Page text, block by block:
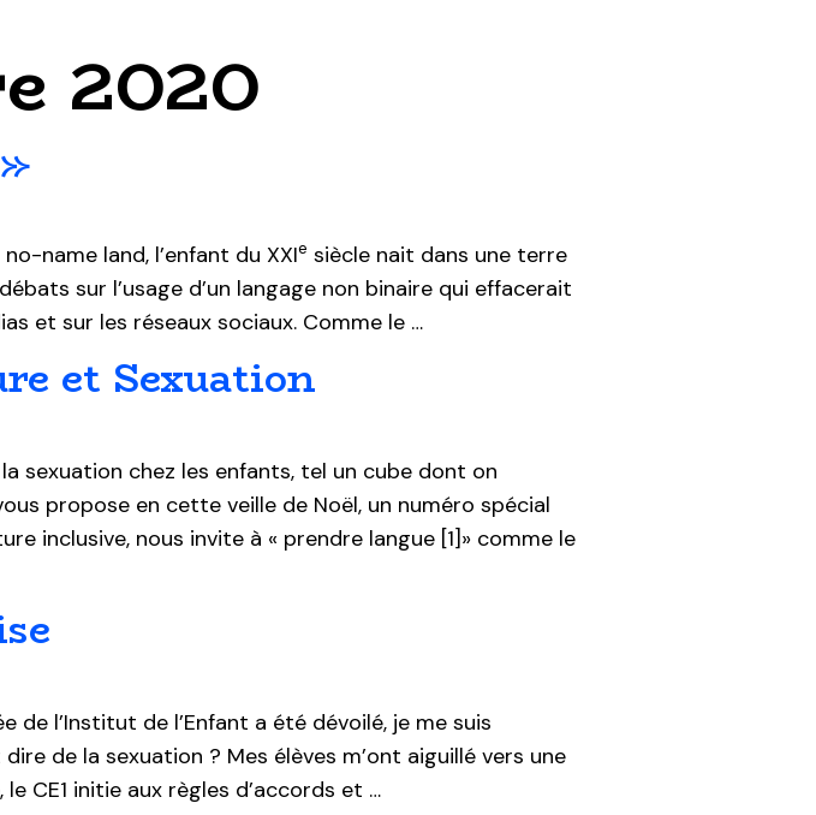
2020
name land, l’enfant du XXIe siècle nait dans une terre
sur l’usage d’un langage non binaire qui effacerait
et sur les réseaux sociaux. Comme le …
et Sexuation
sexuation chez les enfants, tel un cube dont on
propose en cette veille de Noël, un numéro spécial
inclusive, nous invite à « prendre langue [1]» comme le
de l’Institut de l’Enfant a été dévoilé, je me suis
de la sexuation ? Mes élèves m’ont aiguillé vers une
CE1 initie aux règles d’accords et …